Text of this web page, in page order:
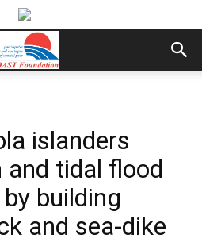
islanders
tidal flood
building
and sea-dike